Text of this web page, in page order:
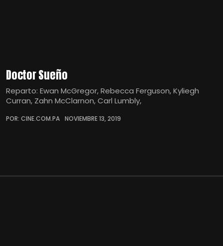
Doctor Sueño
Reparto: Ewan McGregor, Rebecca Ferguson, Kyliegh
Curran, Zahn McClarnon, Carl Lumbly,
POR: CINE.COM.PA NOVIEMBRE 13, 2019